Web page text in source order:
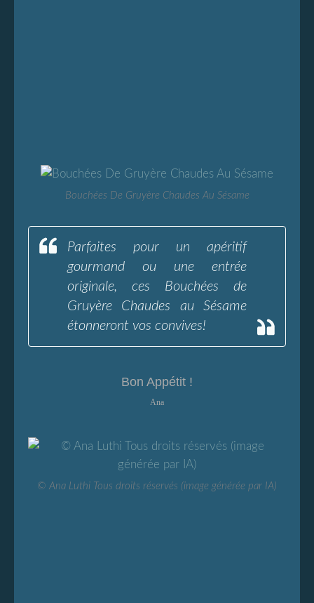
Bouchées De Gruyère Chaudes Au Sésame
Parfaites pour un apéritif
gourmand ou une entrée
originale, ces Bouchées de
Gruyère Chaudes au Sésame
étonneront vos convives!
Bon Appétit !
Ana
© Ana Luthi Tous droits réservés (image générée par IA)